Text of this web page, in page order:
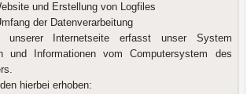
und Erstellung von Logfiles
der Datenverarbeitung
Internetseite erfasst unser System
und Informationen vom Computersystem des
hierbei erhoben: